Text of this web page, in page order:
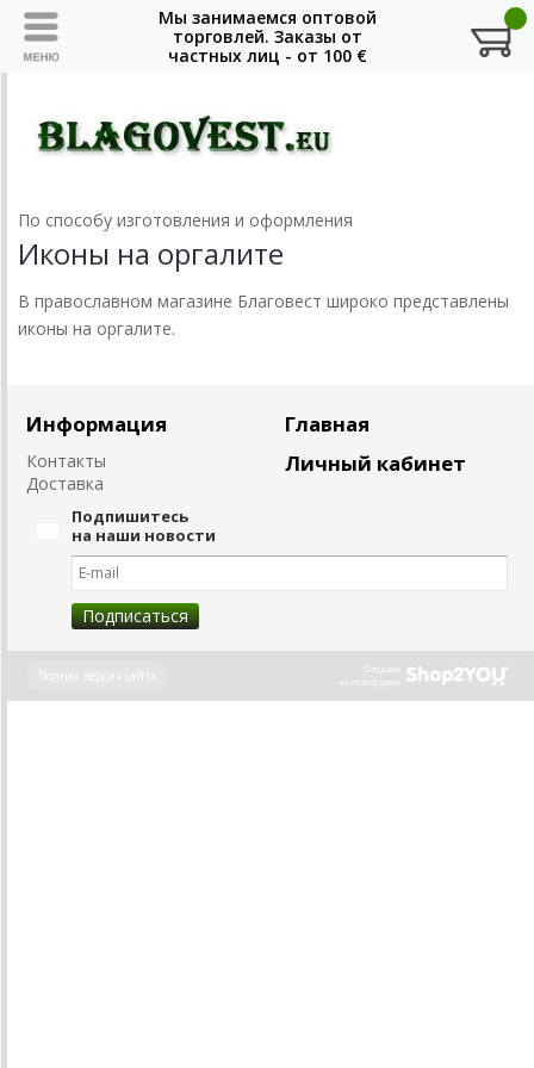
По способу изготовления и оформления
Иконы на оргалите
В православном магазине Благовест широко представлены
иконы на оргалите.
Информация
Контакты
Доставка
Главная
Личный кабинет
Подпишитесь
на наши новости
Создано
на платформе
Полная версия сайта